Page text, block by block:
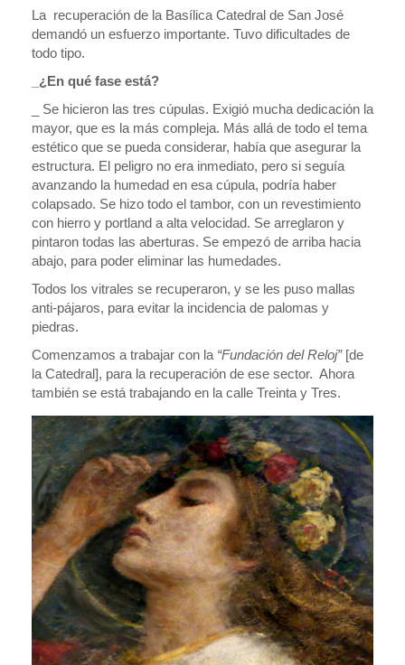
La recuperación de la Basílica Catedral de San José
demandó un esfuerzo importante. Tuvo dificultades de
todo tipo.
_¿En qué fase está?
_ Se hicieron las tres cúpulas. Exigió mucha dedicación la
mayor, que es la más compleja. Más allá de todo el tema
estético que se pueda considerar, había que asegurar la
estructura. El peligro no era inmediato, pero si seguía
avanzando la humedad en esa cúpula, podría haber
colapsado. Se hizo todo el tambor, con un revestimiento
con hierro y portland a alta velocidad. Se arreglaron y
pintaron todas las aberturas. Se empezó de arriba hacia
abajo, para poder eliminar las humedades.
Todos los vitrales se recuperaron, y se les puso mallas
anti-pájaros, para evitar la incidencia de palomas y
piedras.
Comenzamos a trabajar con la “Fundación del Reloj”[de
la Catedral], para la recuperación de ese sector. Ahora
también se está trabajando en la calle Treinta y Tres.